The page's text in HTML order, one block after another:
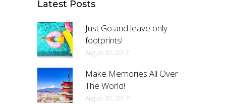
Latest Posts
Just Go and leave only
footprints!
August 30, 2017
Make Memories All Over
The World!
August 30, 2017